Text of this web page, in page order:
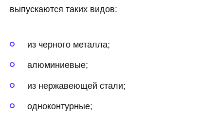
выпускаются таких видов:
из черного металла;
алюминиевые;
из нержавеющей стали;
одноконтурные;